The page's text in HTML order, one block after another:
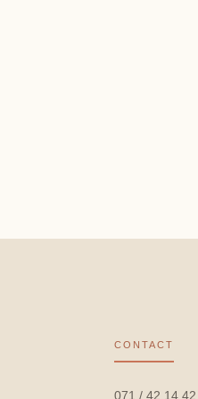
CONTACT
071 / 42 14 42